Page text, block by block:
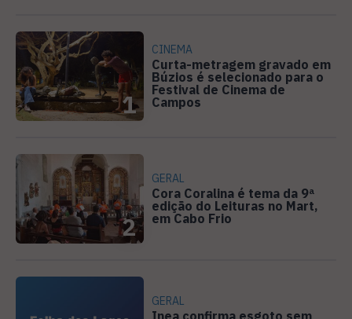
1
CINEMA
Curta-metragem gravado em
Búzios é selecionado para o
Festival de Cinema de
Campos
2
GERAL
Cora Coralina é tema da 9ª
edição do Leituras no Mart,
em Cabo Frio
GERAL
Inea confirma esgoto sem